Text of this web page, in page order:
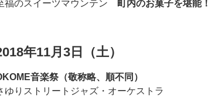
福のスイーツマウンテン 町内のお菓子を堪能！
年11月3日（土）
音楽祭（敬称略、順不同）
ゆりストリートジャズ・オーケストラ